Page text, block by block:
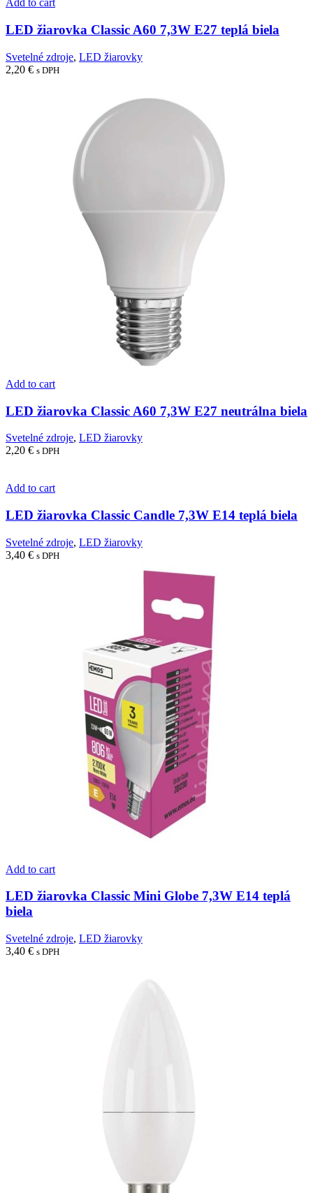
Add to cart
LED žiarovka Classic A60 7,3W E27 teplá biela
Svetelné zdroje, LED žiarovky
2,20 € s DPH
Add to cart
LED žiarovka Classic A60 7,3W E27 neutrálna biela
Svetelné zdroje, LED žiarovky
2,20 € s DPH
Add to cart
LED žiarovka Classic Candle 7,3W E14 teplá biela
Svetelné zdroje, LED žiarovky
3,40 € s DPH
Add to cart
LED žiarovka Classic Mini Globe 7,3W E14 teplá
biela
Svetelné zdroje, LED žiarovky
3,40 € s DPH